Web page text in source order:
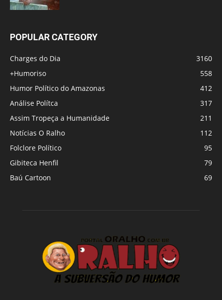
POPULAR CATEGORY
Charges do Dia
3160
+Humoriso
558
Humor Político do Amazonas
412
Análise Polítca
317
Assim Tropeça a Humanidade
211
Notícias O Ralho
112
Folclore Político
95
Gibiteca Henfil
79
Baú Cartoon
69